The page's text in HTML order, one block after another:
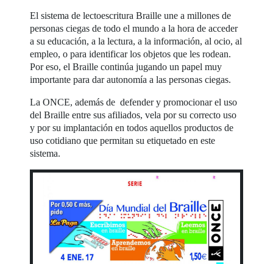
El sistema de lectoescritura Braille une a millones de
personas ciegas de todo el mundo a la hora de acceder
a su educación, a la lectura, a la información, al ocio, al
empleo, o para identificar los objetos que les rodean.
Por eso, el Braille continúa jugando un papel muy
importante para dar autonomía a las personas ciegas.
La ONCE, además de defender y promocionar el uso
del Braille entre sus afiliados, vela por su correcto uso
y por su implantación en todos aquellos productos de
uso cotidiano que permitan su etiquetado en este
sistema.